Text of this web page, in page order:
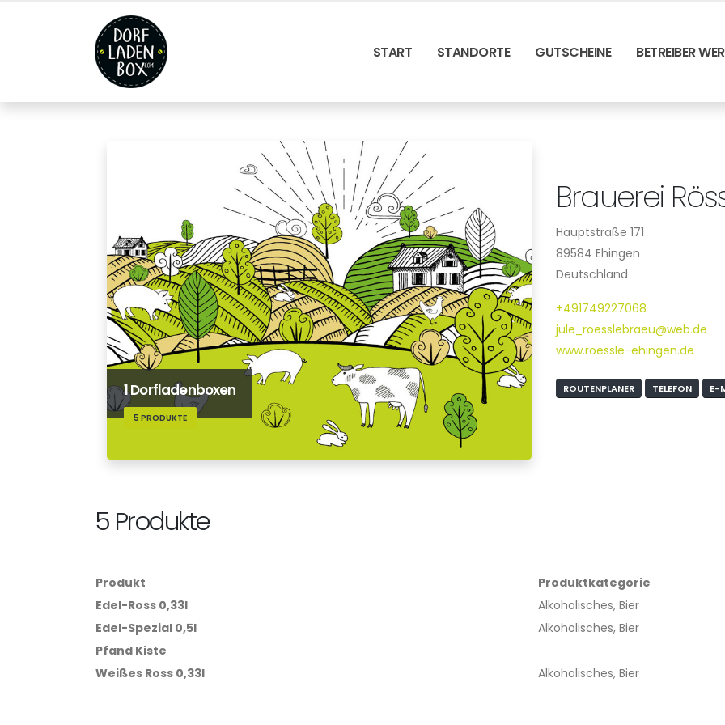
START STANDORTE GUTSCHEINE BETREIBER
1 Dorfladenboxen
5 PRODUKTE
Brauerei
Hauptstraße 171
89584 Ehingen
Deutschland
+491749227068
jule_roesslebraeu@web.de
www.roessle-ehingen.de
ROUTENPLANER TELEFON E-
5 Produkte
Produkt
Produktkategorie
Edel-Ross 0,33l
Alkoholisches, Bier
Edel-Spezial 0,5l
Alkoholisches, Bier
Pfand Kiste
Weißes Ross 0,33l
Alkoholisches, Bier